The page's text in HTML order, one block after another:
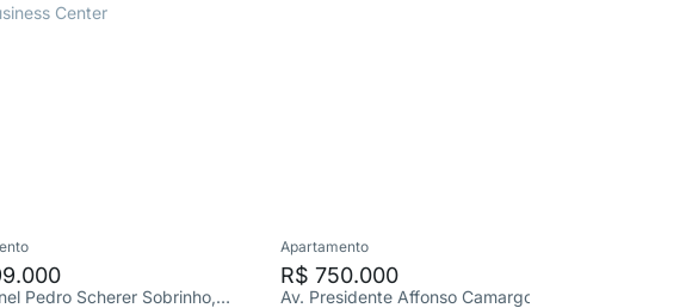
Center
R. Coronel Pedro Scherer Sobrinho, Cristo Rei
Apartamento
R$ 750.000